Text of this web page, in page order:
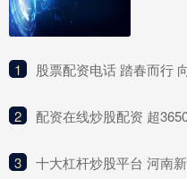
1 股票配资电话 踏春而行 向山而兴
2 配资在线炒股配资 超3650万
3 十大杠杆炒股平台 河南